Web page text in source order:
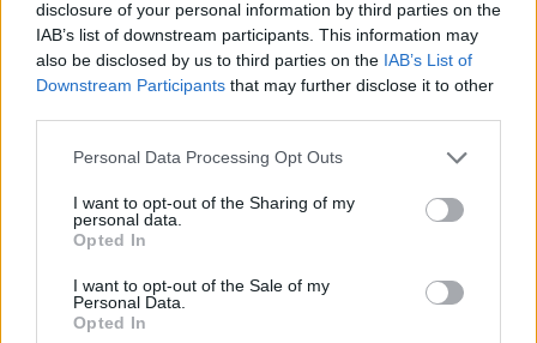
disclosure of your personal information by third parties on the
IAB’s list of downstream participants. This information may
also be disclosed by us to third parties on the IAB’s List of
Downstream Participants that may further disclose it to other
Personal Data Processing Opt Outs
I want to opt-out of the Sharing of my
personal data.
Opted In
I want to opt-out of the Sale of my
Personal Data.
Opted In